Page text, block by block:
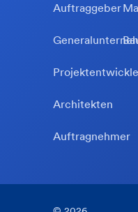
Auftraggeber
Architekten
Auftragnehmer